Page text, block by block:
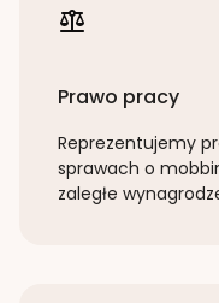
Prawo pracy
Reprezentujemy
sprawach o
zaległe